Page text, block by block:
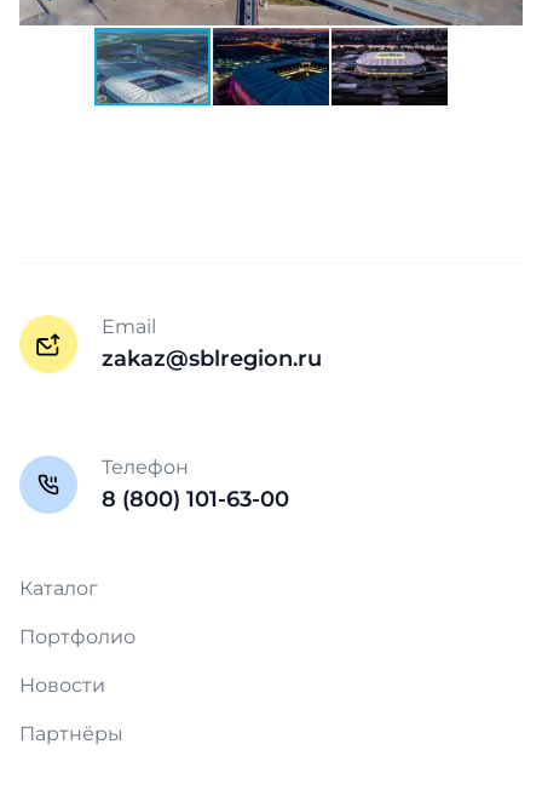
Email
zakaz@sblregion.ru
Телефон
8 (800) 101-63-00
Каталог
Портфолио
Новости
Партнёры